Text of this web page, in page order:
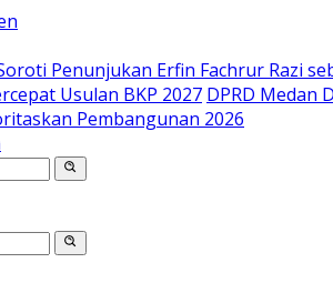
Penunjukan Erfin Fachrur Razi
Usulan BKP 2027 DPRD Medan
Pembangunan 2026